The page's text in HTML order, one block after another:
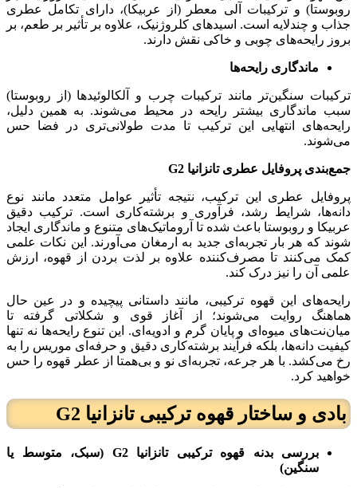
روبوستا) و ترکیبات آلی معطر (از عربیکا)، دارای تکامل عطری
جذاب و چندلایه است. اسیدهای کلروژنیک، علاوه بر تأثیر بر طعم، بر
بروز رایحه‌های چوبی و خاکی نقش دارند.
ماندگاری رایحه‌ها
ترکیبات سنگین‌تر مانند ترکیبات چرب و آلکالوئیدها (از روبوستا)
سبب ماندگاری بیشتر رایحه در محیط می‌شوند. به همین دلیل،
رایحه‌های انتهایی این ترکیب تا مدت طولانی‌تری در فضا حس
می‌شوند.
جمع‌بندی پروفایل عطریتانزانیا G2
پروفایل عطری این ترکیب، نتیجه تأثیر عوامل متعدد مانند نوع
دانه‌ها، شرایط رشد، فرآوری و برشته‌کاری است. ترکیب دقیق
عربیکا و روبوستا باعث شده تا آروماتیک‌های متنوع و ماندگاری ایجاد
شوند که هر بار تجربه‌ای جدید به ارمغان می‌آورند. این نکات علمی
کمک می‌کنند تا مصرف‌کننده علاوه بر لذت بردن از قهوه، ارزش
علمی آن را نیز درک کند.
رایحه‌های این قهوه ترکیبی، مانند داستانی پیچیده و در عین حال
هماهنگ روایت می‌شوند؛ از آغاز قوی و شکلاتی گرفته تا
میان‌نت‌های میوه‌ای و پایان گرم و ادویه‌ای. این تنوع رایحه‌ها نه تنها
کیفیت دانه‌ها، بلکه فرآیند برشته‌کاری دقیق و حرفه‌ای موریس را به
رخ می‌کشد. با هر جرعه، تجربه‌ای نو و بی‌همتا از عطر قهوه را حس
خواهید کرد.
بادی و ساختار قهوه ترکیبی تانزانیا G2
بررسی بدنه
قهوه ترکیبی تانزانیا G2 (سبک، متوسط یا
سنگین)